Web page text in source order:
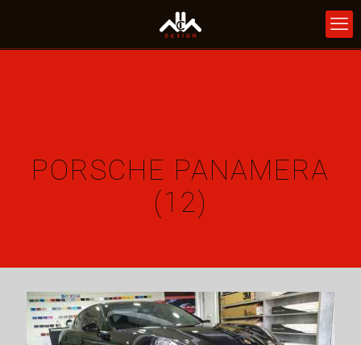
PORSCHE PANAMERA
(12)